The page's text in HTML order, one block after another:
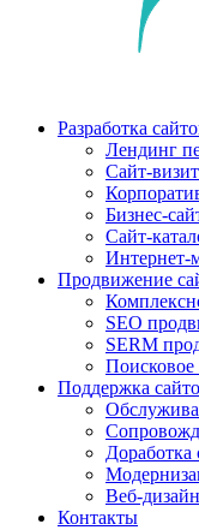
Разработка
Лендинг
Сайт-
Бизнес-
Сайт-
Интернет-
Продвижение
SEO
SERM
Поддержка
Доработка
Веб-дизайн
Контакты